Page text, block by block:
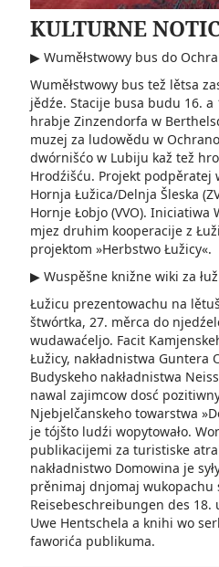
KULTURNE
▶ Wuměłstwowy bus do
Wuměłstwowy bus tež lětsa
jědźe. Stacije busa budu 16.
hrabje Zinzendorfa w
muzej za ludowědu w
dwórnišćo w Lubiju kaž tež
Hrodźišću. Projekt podpěratej
Hornja Łužica/Delnja Šleska
Hornje Łobjo (VVO). Iniciatiwa
mjez druhim kooperacije z
projektom »Herbstwo Łužicy«.
▶ Wuspěšne knižne wiki za
Łužicu prezentowachu na
štwórtka, 27. měrca do
wudawaćeljo. Facit
Łužicy, nakładnistwa Guntera
Budyskeho nakładnistwa
nawal zajimcow dosć
Njebjelčanskeho towarstwa
je tójšto ludźi wopytowało.
publikacijemi za turistiske
nakładnistwo Domowina je
prěnimaj dnjomaj wukopachu
Reisebeschreibungen des 18.
Uwe Hentschela a knihi wo
faworića publikuma.